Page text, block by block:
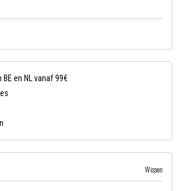
en NL vanaf 99€
Wissen